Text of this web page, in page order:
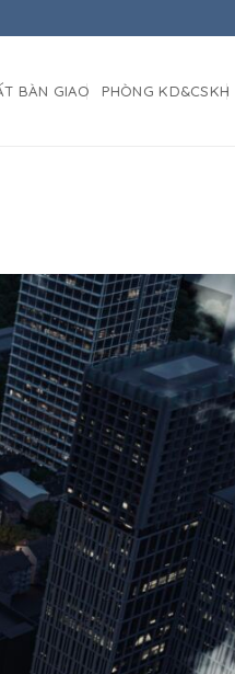
BÀN GIAO PHÒNG KD&CSKH